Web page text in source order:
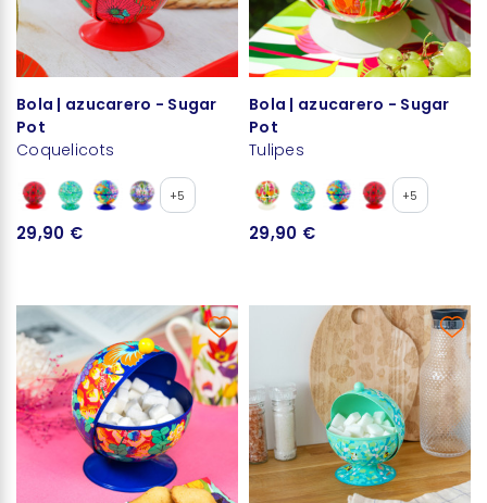
Bola | azucarero - Sugar
Pot
Coquelicots
+5
29,90 €
Bola | azucarero - Sugar
Pot
Tulipes
+5
29,90 €